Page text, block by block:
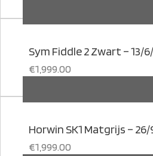
Sym Fiddle 2 Zwart – 13/
€1,999.00
Horwin SK1 Matgrijs –
€1,999.00